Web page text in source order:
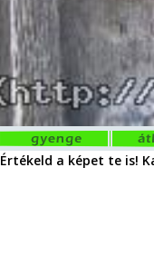
Értékeld a képet te is!